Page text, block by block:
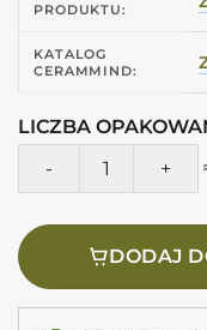
PRODUKTU:
KATALOG
CERAMMIND:
LICZBA
ilość COLORKER
DODAJ